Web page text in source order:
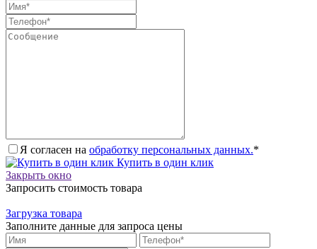
Я согласен на обработку персональных данных.*
Купить в один клик
Закрыть окно
Запросить стоимость товара
Загрузка товара
Заполните данные для запроса цены